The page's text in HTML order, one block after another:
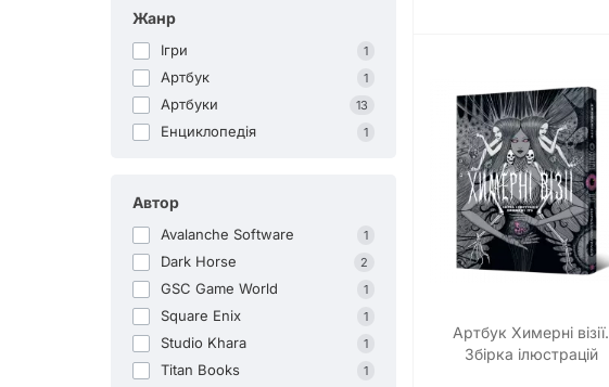
Жанр
Ігри 1
Артбук 1
Артбуки 13
Енциклопедія 1
Автор
Avalanche Software 1
Dark Horse 2
GSC Game World 1
Square Enix 1
Studio Khara 1
Titan Books 1
Артбук Химерні візії.
Збірка ілюстрацій